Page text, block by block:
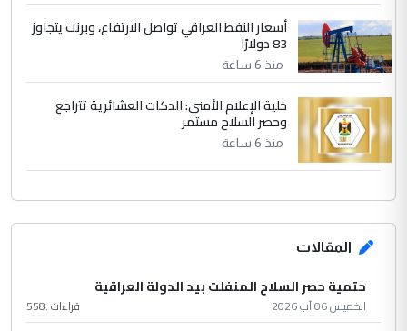
أسعار النفط العراقي تواصل الارتفاع، وبرنت يتجاوز
83 دولارًا
منذ 6 ساعة
خلية الإعلام الأمني: الدكات العشائرية تتراجع
وحصر السلاح مستمر
منذ 6 ساعة
المقالات
حتمية حصر السلاح المنفلت بيد الدولة العراقية
الخميس 06 آب 2026 قراءات :558